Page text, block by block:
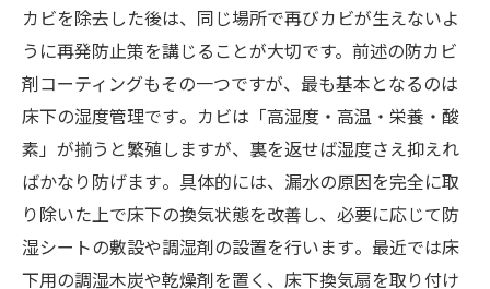
カビを除去した後は、同じ場所で再びカビが生えないよ
うに再発防止策を講じることが大切です。前述の防カビ
剤コーティングもその一つですが、最も基本となるのは
床下の湿度管理です​。カビは「高湿度・高温・栄養・酸
素」が揃うと繁殖しますが、裏を返せば湿度さえ抑えれ
ばかなり防げます​。具体的には、漏水の原因を完全に取
り除いた上で床下の換気状態を改善し、必要に応じて防
湿シートの敷設や調湿剤の設置を行います​。最近では床
下用の調湿木炭や乾燥剤を置く、床下換気扇を取り付け